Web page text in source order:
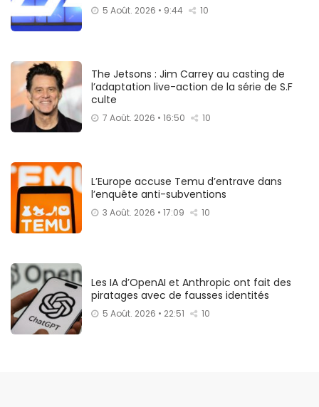
5 Août. 2026 • 9:44 10
The Jetsons : Jim Carrey au casting de
l’adaptation live-action de la série de S.F
culte
7 Août. 2026 • 16:50 10
L’Europe accuse Temu d’entrave dans
l’enquête anti-subventions
3 Août. 2026 • 17:09 10
Les IA d’OpenAI et Anthropic ont fait des
piratages avec de fausses identités
5 Août. 2026 • 22:51 10